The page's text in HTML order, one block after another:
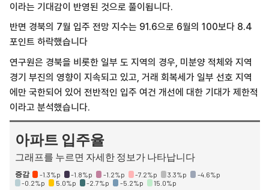
이라는 기대감이 반영된 것으로 풀이됩니다.
반면 경북의 7월 입주 전망 지수는 91.6으로 6월의 100보다 8.4
포인트 하락했습니다
연구원은 경북을 비롯한 일부 도 지역의 경우, 미분양 적체와 지역
경기 부진의 영향이 지속되고 있고, 거래 회복세가 일부 선호 지역
에만 국한되어 있어 전반적인 입주 여건 개선에 대한 기대가 제한적
이라고 분석했습니다.